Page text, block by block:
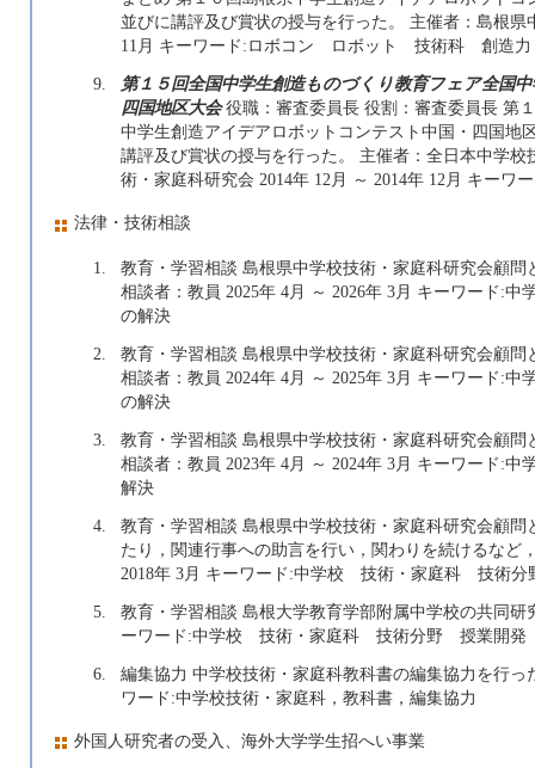
並びに講評及び賞状の授与を行った。 主催者：島根県
11月 キーワード:ロボコン ロボット 技術科 創造力
9.
第１５回全国中学生創造ものづくり教育フェア全国
四国地区大会役職：審査委員長 役割：審査委員長 第
中学生創造アイデアロボットコンテスト中国・四国地
講評及び賞状の授与を行った。 主催者：全日本中学
術・家庭科研究会 2014年 12月 ～ 2014年 12月 キ
法律・技術相談
1.
教育・学習相談 島根県中学校技術・家庭科研究会顧
相談者：教員 2025年 4月 ～ 2026年 3月 キーワード:
の解決
2.
教育・学習相談 島根県中学校技術・家庭科研究会顧
相談者：教員 2024年 4月 ～ 2025年 3月 キーワード:
の解決
3.
教育・学習相談 島根県中学校技術・家庭科研究会顧
相談者：教員 2023年 4月 ～ 2024年 3月 キーワード:
解決
4.
教育・学習相談 島根県中学校技術・家庭科研究会顧
たり，関連行事への助言を行い，関わりを続けるなど
2018年 3月 キーワード:中学校 技術・家庭科 技術分
5.
教育・学習相談 島根大学教育学部附属中学校の共同研
ーワード:中学校 技術・家庭科 技術分野 授業開発
6.
編集協力 中学校技術・家庭科教科書の編集協力を行っ
ワード:中学校技術・家庭科，教科書，編集協力
外国人研究者の受入、海外大学学生招へい事業